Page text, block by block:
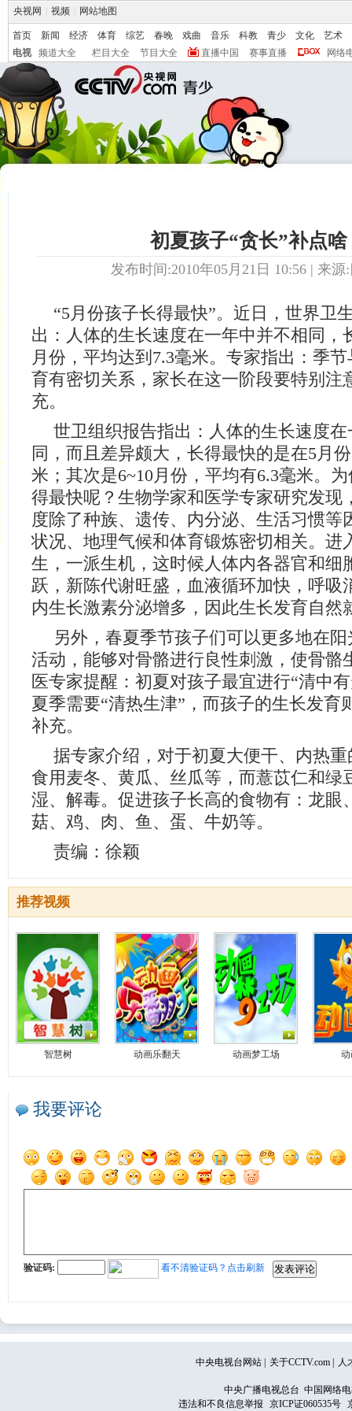
央视网 视频 网站地图
首页 新闻 经济 体育 综艺 春晚 戏曲 音乐 科教 青少 文化
艺术
电视
频道大全 栏目大全 节目大全 直播中国 赛事直播 网络
初夏孩子“贪长”补点啥
发布时间:2010年05月21日 10:56 | 来源
“5月份孩子长得最快”。近日，世界卫
出：人体的生长速度在一年中并不相同，
月份，平均达到7.3毫米。专家指出：季
育有密切关系，家长在这一阶段要特别注
充。
世卫组织报告指出：人体的生长速度
同，而且差异颇大，长得最快的是在5月
米；其次是6~10月份，平均有6.3毫米。
得最快呢？生物学家和医学专家研究发现
度除了种族、遗传、内分泌、生活习惯等
状况、地理气候和体育锻炼密切相关。进
生，一派生机，这时候人体内各器官和细
跃，新陈代谢旺盛，血液循环加快，呼吸
内生长激素分泌增多，因此生长发育自然
另外，春夏季节孩子们可以更多地在
活动，能够对骨骼进行良性刺激，使骨骼
医专家提醒：初夏对孩子最宜进行“清中
夏季需要“清热生津”，而孩子的生长发育
补充。
据专家介绍，对于初夏大便干、内热
食用麦冬、黄瓜、丝瓜等，而薏苡仁和绿
湿、解毒。促进孩子长高的食物有：龙眼
菇、鸡、肉、鱼、蛋、牛奶等。
责编：徐颖
推荐视频
智慧树 动画乐翻天 动画梦工场 动
我要评论
验证码: 看不清验证码？点击刷新
中央电视台网站 关于CCTV.com 人
中央广播电视总台 中国网络
违法和不良信息举报
京ICP证060535号